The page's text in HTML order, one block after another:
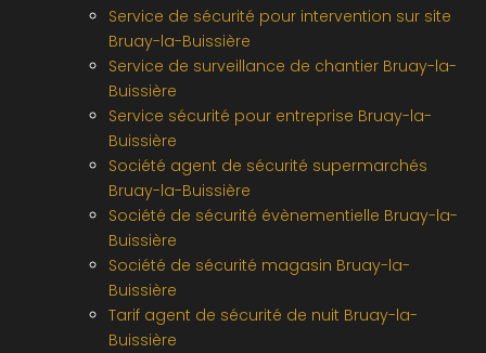
Service de sécurité pour intervention sur site
Bruay-la-Buissière
Service de surveillance de chantier Bruay-la-
Buissière
Service sécurité pour entreprise Bruay-la-
Buissière
Société agent de sécurité supermarchés
Bruay-la-Buissière
Société de sécurité évènementielle Bruay-la-
Buissière
Société de sécurité magasin Bruay-la-
Buissière
Tarif agent de sécurité de nuit Bruay-la-
Buissière